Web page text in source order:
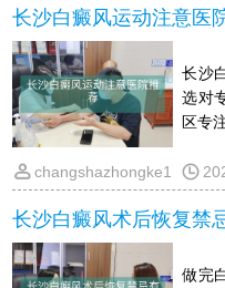
长沙白癜风运动注意医
长沙
选对
区专
changshazhongke1
长沙白癜风术后恢复禁
做完